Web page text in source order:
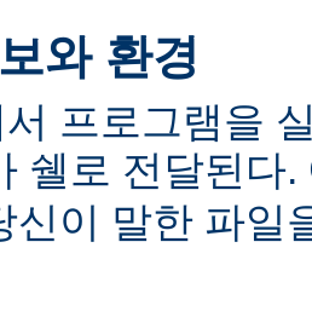
와 환경
프로그램을
쉘로 전달된다
신이 말한 파일